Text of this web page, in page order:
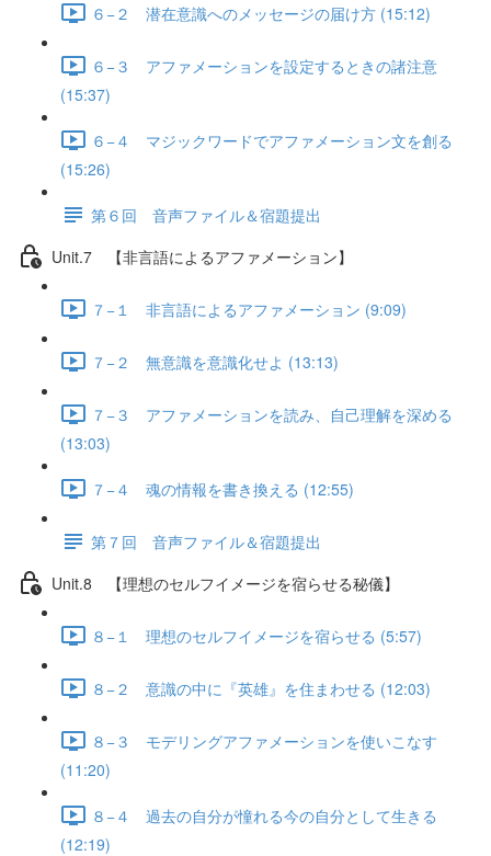
６−２ 潜在意識へのメッセージの届け方 (15:12)
６−３ アファメーションを設定するときの諸注意
(15:37)
６−４ マジックワードでアファメーション文を創る
(15:26)
第６回 音声ファイル＆宿題提出
Unit.7 【非言語によるアファメーション】
７−１ 非言語によるアファメーション (9:09)
７−２ 無意識を意識化せよ (13:13)
７−３ アファメーションを読み、自己理解を深める
(13:03)
７−４ 魂の情報を書き換える (12:55)
第７回 音声ファイル＆宿題提出
Unit.8 【理想のセルフイメージを宿らせる秘儀】
８−１ 理想のセルフイメージを宿らせる (5:57)
８−２ 意識の中に『英雄』を住まわせる (12:03)
８−３ モデリングアファメーションを使いこなす
(11:20)
８−４ 過去の自分が憧れる今の自分として生きる
(12:19)